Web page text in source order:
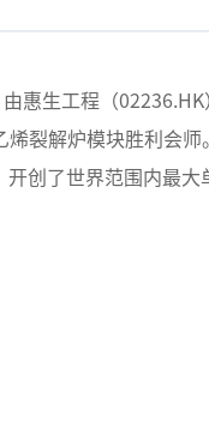
惠生工程（
烯裂解炉模块胜利会
创了世界范围内最大